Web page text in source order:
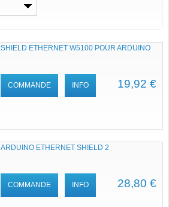
SHIELD ETHERNET W5100 POUR ARDUINO
19,92 €
COMMANDE INFO
ARDUINO ETHERNET SHIELD 2
28,80 €
COMMANDE INFO